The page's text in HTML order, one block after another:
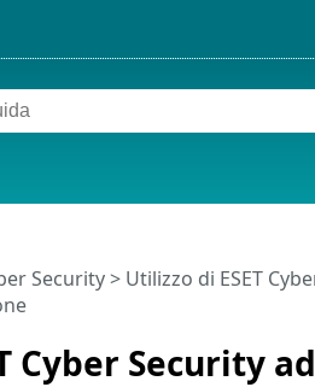
Cyber Security
Security> Utilizzo di ESET